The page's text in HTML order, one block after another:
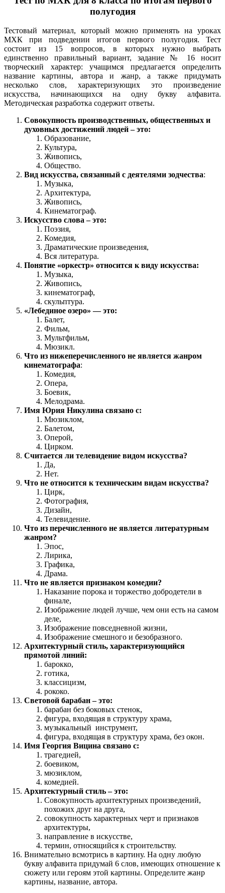
полугодия
Тестовый материал, который можно применять на уроках
МХК при подведении итогов первого полугодия. Тест
состоит из 15 вопросов, в которых нужно выбрать
единственно правильный вариант, задание № 16 носит
творческий характер: учащимся предлагается определить
название картины, автора и жанр, а также придумать
несколько слов, характеризующих это произведение
искусства, начинающихся на одну букву алфавита.
Методическая разработка содержит ответы.
Совокупность производственных, общественных и
духовных достижений людей – это:
Образование,
Культура,
Живопись,
Общество.
Вид искусства, связанный с деятелями зодчества:
Музыка,
Архитектура,
Живопись,
Кинематограф.
Искусство слова – это:
Поэзия,
Комедия,
Драматические произведения,
Вся литература.
Понятие «оркестр» относится к виду искусства:
Музыка,
Живопись,
кинематограф,
скульптура.
«Лебединое озеро» — это:
Балет,
Фильм,
Мультфильм,
Мюзикл.
Что из нижеперечисленного не является жанром
кинематографа:
Комедия,
Опера,
Боевик,
Мелодрама.
Имя Юрия Никулина связано с:
Мюзиклом,
Балетом,
Оперой,
Цирком.
Считается ли телевидение видом искусства?
Да,
Нет.
Что не относится к техническим видам искусства?
Цирк,
Фотография,
Дизайн,
Телевидение.
Что из перечисленного не является литературным
жанром?
Эпос,
Лирика,
Графика,
Драма.
Что не является признаком комедии?
Наказание порока и торжество добродетели в
финале,
Изображение людей лучше, чем они есть на самом
деле,
Изображение повседневной жизни,
Изображение смешного и безобразного.
Архитектурный стиль, характеризующийся
прямотой линий:
барокко,
готика,
классицизм,
рококо.
Световой барабан – это:
барабан без боковых стенок,
фигура, входящая в структуру храма,
музыкальный инструмент,
фигура, входящая в структуру храма, без окон.
Имя Георгия Вицина связано с:
трагедией,
боевиком,
мюзиклом,
комедией.
Архитектурный стиль – это:
Совокупность архитектурных произведений,
похожих друг на друга,
совокупность характерных черт и признаков
архитектуры,
направление в искусстве,
термин, относящийся к строительству.
Внимательно всмотрись в картину. На одну любую
букву алфавита придумай 6 слов, имеющих отношение к
сюжету или героям этой картины. Определите жанр
картины, название, автора.